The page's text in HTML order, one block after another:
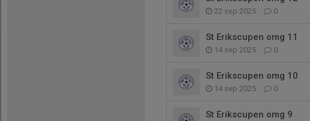
22 sep 2025 0
St Erikscupen omg 11
14 sep 2025 0
St Erikscupen omg 10
14 sep 2025 0
St Erikscupen omg 9